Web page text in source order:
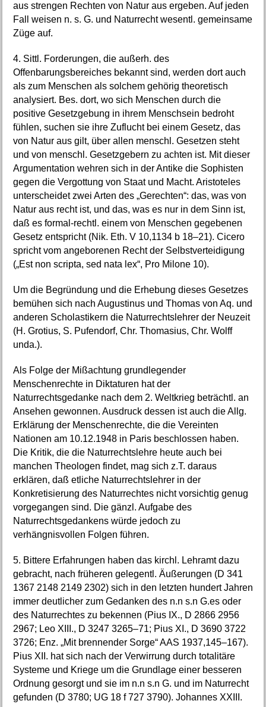
aus strengen Rechten von Natur aus ergeben. Auf jeden
Fall weisen n. s. G. und Naturrecht wesentl. gemeinsame
Züge auf.
4. Sittl. Forderungen, die außerh. des
Offenbarungsbereiches bekannt sind, werden dort auch
als zum Menschen als solchem gehörig theoretisch
analysiert. Bes. dort, wo sich Menschen durch die
positive Gesetzgebung in ihrem Menschsein bedroht
fühlen, suchen sie ihre Zuflucht bei einem Gesetz, das
von Natur aus gilt, über allen menschl. Gesetzen steht
und von menschl. Gesetzgebern zu achten ist. Mit dieser
Argumentation wehren sich in der Antike die Sophisten
gegen die Vergottung von Staat und Macht. Aristoteles
unterscheidet zwei Arten des „Gerechten“: das, was von
Natur aus recht ist, und das, was es nur in dem Sinn ist,
daß es formal-rechtl. einem von Menschen gegebenen
Gesetz entspricht (Nik. Eth. V 10,1134 b 18–21). Cicero
spricht vom angeborenen Recht der Selbstverteidigung
(„Est non scripta, sed nata lex“, Pro Milone 10).
Um die Begründung und die Erhebung dieses Gesetzes
bemühen sich nach Augustinus und Thomas von Aq. und
anderen Scholastikern die Naturrechtslehrer der Neuzeit
(H. Grotius, S. Pufendorf, Chr. Thomasius, Chr. Wolff
unda.).
Als Folge der Mißachtung grundlegender
Menschenrechte in Diktaturen hat der
Naturrechtsgedanke nach dem 2. Weltkrieg beträchtl. an
Ansehen gewonnen. Ausdruck dessen ist auch die Allg.
Erklärung der Menschenrechte, die die Vereinten
Nationen am 10.12.1948 in Paris beschlossen haben.
Die Kritik, die die Naturrechtslehre heute auch bei
manchen Theologen findet, mag sich z.T. daraus
erklären, daß etliche Naturrechtslehrer in der
Konkretisierung des Naturrechtes nicht vorsichtig genug
vorgegangen sind. Die gänzl. Aufgabe des
Naturrechtsgedankens würde jedoch zu
verhängnisvollen Folgen führen.
5. Bittere Erfahrungen haben das kirchl. Lehramt dazu
gebracht, nach früheren gelegentl. Äußerungen (D 341
1367 2148 2149 2302) sich in den letzten hundert Jahren
immer deutlicher zum Gedanken des n.n s.n G.es oder
des Naturrechtes zu bekennen (Pius IX., D 2866 2956
2967; Leo XIII., D 3247 3265–71; Pius XI., D 3690 3722
3726; Enz. „Mit brennender Sorge“ AAS 1937,145–167).
Pius XII. hat sich nach der Verwirrung durch totalitäre
Systeme und Kriege um die Grundlage einer besseren
Ordnung gesorgt und sie im n.n s.n G. und im Naturrecht
gefunden (D 3780; UG 18 f 727 3790). Johannes XXIII.